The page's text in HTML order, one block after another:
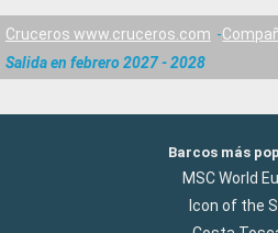
Cruceros www.cruceros.com
Salida en febrero 2027 - 2028
Barcos más
MSC World
Icon of the